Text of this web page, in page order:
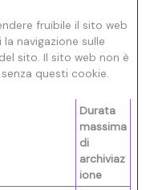
fruibile il sito web
navigazione sulle
sito. Il sito web non è
questi cookie.
Durata
massima
di
archiviaz
ione